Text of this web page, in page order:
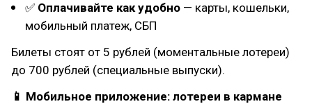
✅ Оплачивайте как удобно — карты, кошельки,
мобильный платеж, СБП
Билеты стоят от 5 рублей (моментальные лотереи)
до 700 рублей (специальные выпуски).
📱 Мобильное приложение: лотереи в кармане